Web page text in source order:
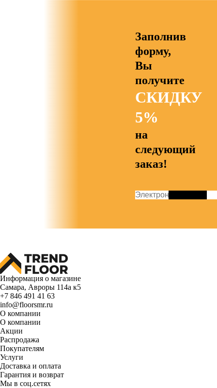
Заполнив
форму,
Вы
получите
СКИДКУ
5%
на
следующий
заказ!
Информация о магазине
Самара, Авроры 114а к5
+7 846 491 41 63
info@floorsmr.ru
О компании
О компании
Акции
Распродажа
Покупателям
Услуги
Доставка и оплата
Гарантия и возврат
Мы в соц.сетях